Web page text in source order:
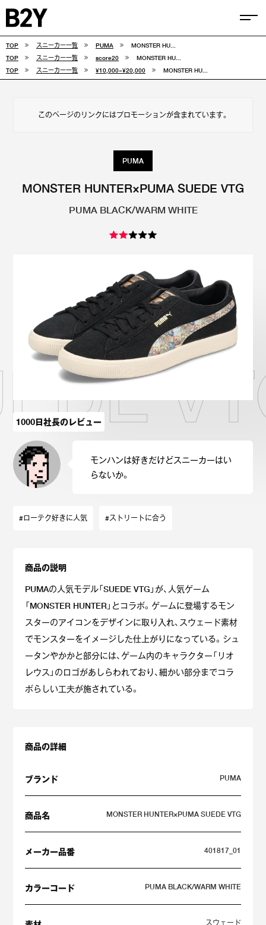
スニーカー診断 プライバシーポリシー 免責事項 お問い合わせ
COLUMN
FEATURE
CONVERSE
ASICS
OTHERS
SEARCH SNEAKER
TOP スニーカー一覧 PUMA
MONSTER HU...
TOP
スニーカー一覧 score20
MONSTER HU...
TOP
スニーカー一覧 ¥10,000~¥20,000 MONSTER HU...
このページのリンクにはプロモーションが含まれています。
PUMA
MONSTER HUNTER×PUMA SUEDE VTG
PUMA BLACK/WARM WHITE
1000日社長のレビュー
モンハンは好きだけどスニーカーはい
らないか。
#ローテク好きに人気 #ストリートに合う
商品の説明
PUMAの人気モデル「SUEDE VTG」が、人気ゲーム
「MONSTER HUNTER」とコラボ。ゲームに登場するモン
スターのアイコンをデザインに取り入れ、スウェード素材
でモンスターをイメージした仕上がりになっている。シュ
ータンやかかと部分には、ゲーム内のキャラクター「リオ
レウス」のロゴがあしらわれており、細かい部分までコラ
ボらしい工夫が施されている。
商品の詳細
ブランド PUMA
商品名 MONSTER HUNTER×PUMA SUEDE VTG
メーカー品番 401817_01
カラーコード PUMA BLACK/WARM WHITE
スウェード